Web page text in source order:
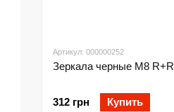
Артикул: 000000252
Зеркала черные M8 R+R
312 грн Купить